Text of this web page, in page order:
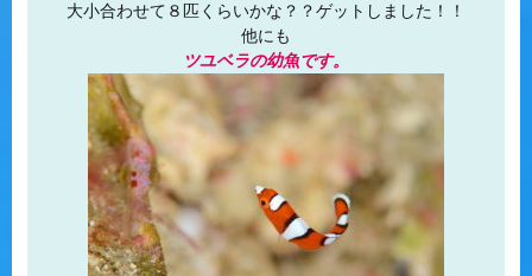
大小合わせて８匹くらいかな？？ゲットしました！！
他にも
ツユベラの幼魚です。